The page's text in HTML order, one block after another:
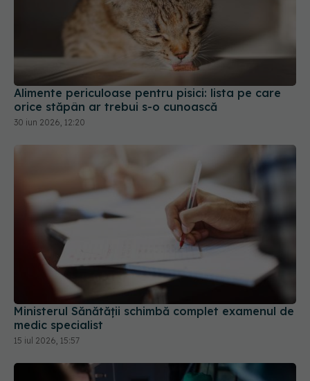
Alimente periculoase pentru pisici: lista pe care
orice stăpân ar trebui s-o cunoască
30 iun 2026, 12:20
Ministerul Sănătății schimbă complet examenul de
medic specialist
15 iul 2026, 15:57